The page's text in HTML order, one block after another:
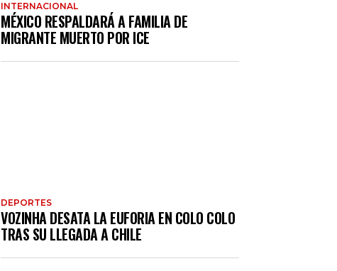
INTERNACIONAL
MÉXICO RESPALDARÁ A FAMILIA DE
MIGRANTE MUERTO POR ICE
DEPORTES
VOZINHA DESATA LA EUFORIA EN COLO COLO
TRAS SU LLEGADA A CHILE